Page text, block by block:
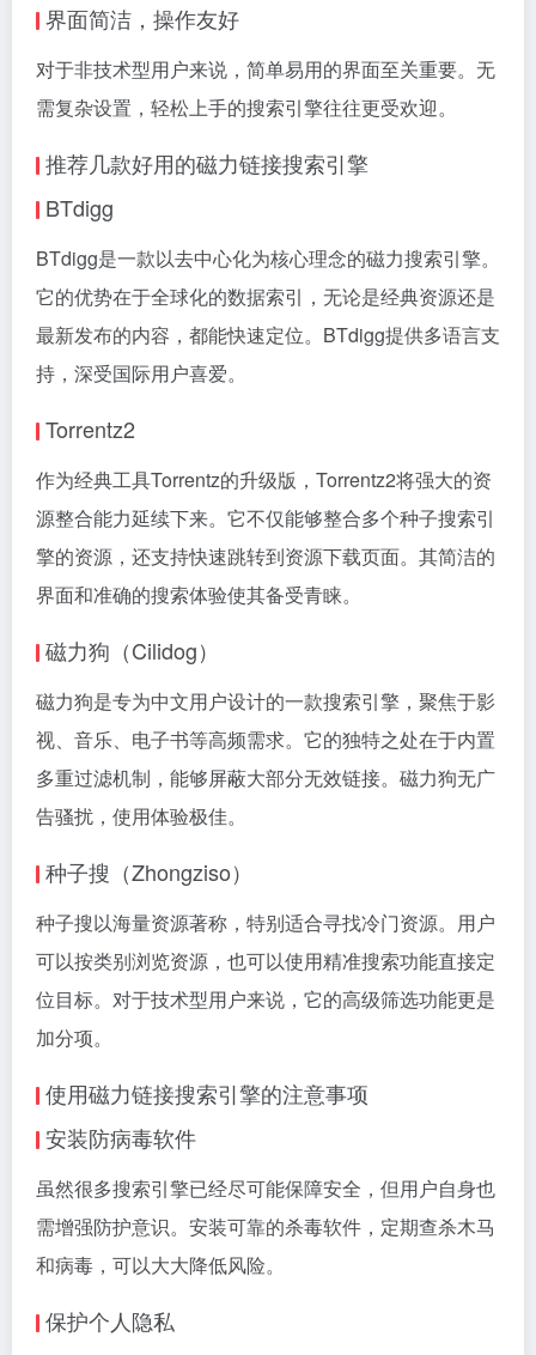
界面简洁，操作友好
对于非技术型用户来说，简单易用的界面至关重要。无
需复杂设置，轻松上手的搜索引擎往往更受欢迎。
推荐几款好用的磁力链接搜索引擎
BTdigg
BTdigg是一款以去中心化为核心理念的磁力搜索引擎。
它的优势在于全球化的数据索引，无论是经典资源还是
最新发布的内容，都能快速定位。BTdigg提供多语言支
持，深受国际用户喜爱。
Torrentz2
作为经典工具Torrentz的升级版，Torrentz2将强大的资
源整合能力延续下来。它不仅能够整合多个种子搜索引
擎的资源，还支持快速跳转到资源下载页面。其简洁的
界面和准确的搜索体验使其备受青睐。
磁力狗 （Cilidog）
磁力狗是专为中文用户设计的一款搜索引擎，聚焦于影
视、音乐、电子书等高频需求。它的独特之处在于内置
多重过滤机制，能够屏蔽大部分无效链接。 磁力狗无广
告骚扰，使用体验极佳。
种子搜（Zhongziso）
种子搜以海量资源著称，特别适合寻找冷门资源。用户
可以按类别浏览资源，也可以使用精准搜索功能直接定
位目标。对于技术型用户来说，它的高级筛选功能更是
加分项。
使用磁力链接搜索引擎的注意事项
安装防病毒软件
虽然很多搜索引擎已经尽可能保障安全，但用户自身也
需增强防护意识。安装可靠的杀毒软件，定期查杀木马
和病毒，可以大大降低风险。
保护个人隐私